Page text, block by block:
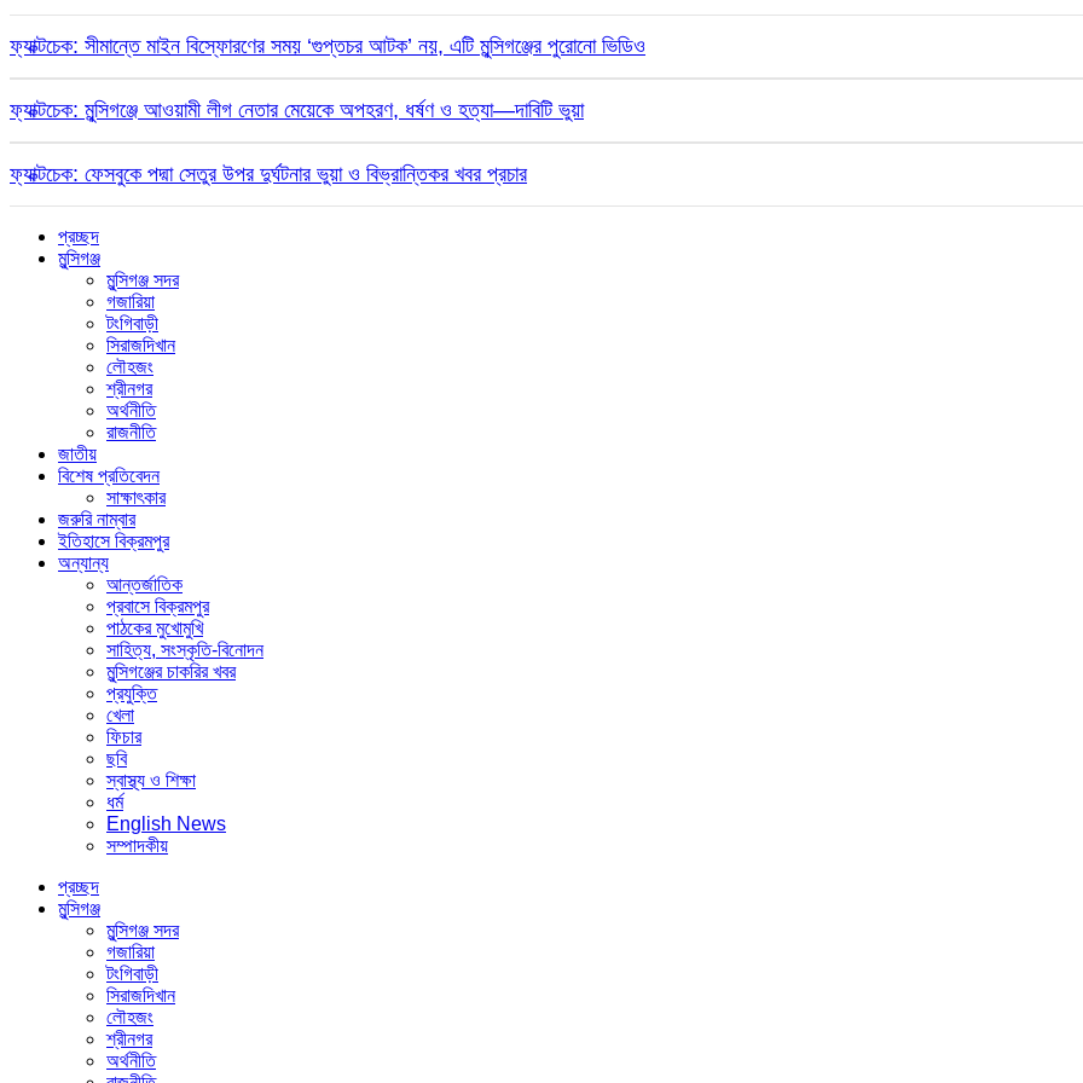
ফ্যাক্টচেক: সীমান্তে মাইন বিস্ফোরণের সময় ‘গুপ্তচর আটক’ নয়, এটি মুন্সিগঞ্জের পুরোনো ভিডিও
ফ্যাক্টচেক: মুন্সিগঞ্জে আওয়ামী লীগ নেতার মেয়েকে অপহরণ, ধর্ষণ ও হত্যা—দাবিটি ভুয়া
ফ্যাক্টচেক: ফেসবুকে পদ্মা সেতুর উপর দুর্ঘটনার ভুয়া ও বিভ্রান্তিকর খবর প্রচার
প্রচ্ছদ
মুন্সিগঞ্জ
মুন্সিগঞ্জ সদর
গজারিয়া
টংগিবাড়ী
সিরাজদিখান
লৌহজং
শ্রীনগর
অর্থনীতি
রাজনীতি
জাতীয়
বিশেষ প্রতিবেদন
সাক্ষাৎকার
জরুরি নাম্বার
ইতিহাসে বিক্রমপুর
অন্যান্য
আন্তর্জাতিক
প্রবাসে বিক্রমপুর
পাঠকের মুখোমুখি
সাহিত্য, সংস্কৃতি-বিনোদন
মুন্সিগঞ্জের চাকরির খবর
প্রযুক্তি
খেলা
ফিচার
ছবি
স্বাস্থ্য ও শিক্ষা
ধর্ম
English News
সম্পাদকীয়
প্রচ্ছদ
মুন্সিগঞ্জ
মুন্সিগঞ্জ সদর
গজারিয়া
টংগিবাড়ী
সিরাজদিখান
লৌহজং
শ্রীনগর
অর্থনীতি